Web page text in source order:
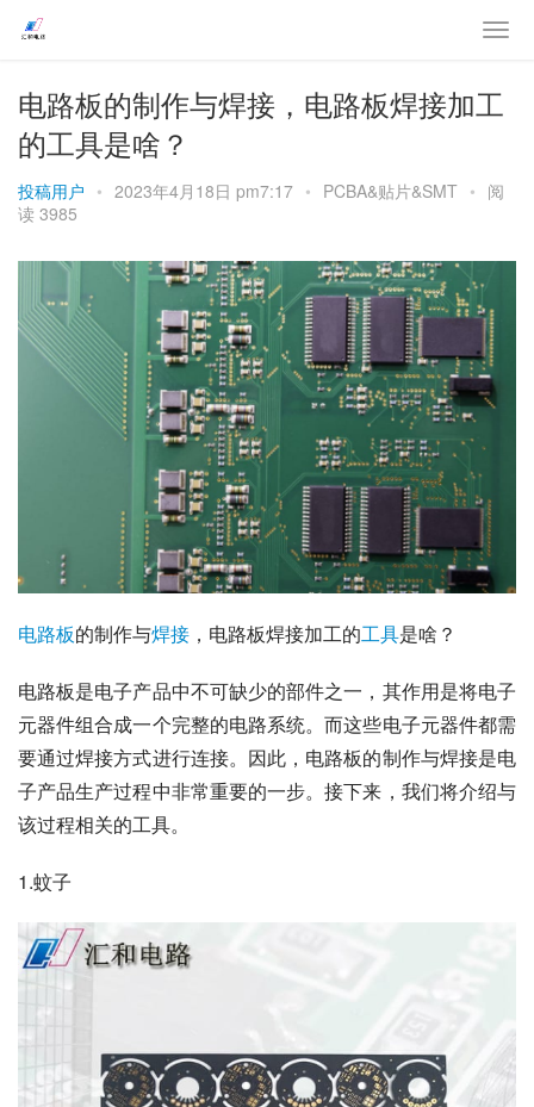
电路板的制作与焊接，电路板焊接加工
的工具是啥？
投稿用户 • 2023年4月18日 pm7:17 • PCBA&贴片&SMT • 阅
读 3985
电路板的制作与焊接 ，电路板焊接加工的工具是啥？
电路板是电子产品中不可缺少的部件之一，其作用是将电子
元器件组合成一个完整的电路系统。而这些电子元器件都需
要通过焊接方式进行连接。因此，电路板的制作与焊接是电
子产品生产过程中非常重要的一步。接下来，我们将介绍与
该过程相关的工具。
1.蚊子